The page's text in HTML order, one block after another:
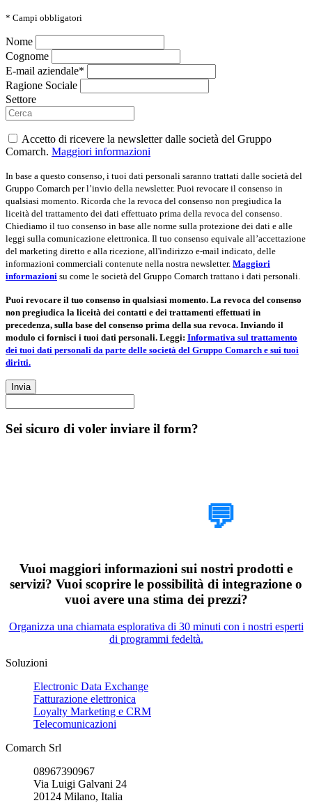
* Campi obbligatori
Nome
Cognome
E-mail aziendale*
Ragione Sociale
Settore
Accetto di ricevere la newsletter dalle società del Gruppo
Comarch. Maggiori informazioni
In base a questo consenso, i tuoi dati personali saranno trattati dalle società del
Gruppo Comarch per l’invio della newsletter. Puoi revocare il consenso in
qualsiasi momento. Ricorda che la revoca del consenso non pregiudica la
liceità del trattamento dei dati effettuato prima della revoca del consenso.
Chiediamo il tuo consenso in base alle norme sulla protezione dei dati e alle
leggi sulla comunicazione elettronica. Il tuo consenso equivale all’accettazione
del marketing diretto e alla ricezione, all'indirizzo e-mail indicato, delle
informazioni commerciali contenute nella nostra newsletter. Maggiori
informazioni su come le società del Gruppo Comarch trattano i dati personali.
Puoi revocare il tuo consenso in qualsiasi momento. La revoca del consenso
non pregiudica la liceità dei contatti e dei trattamenti effettuati in
precedenza, sulla base del consenso prima della sua revoca. Inviando il
modulo ci fornisci i tuoi dati personali. Leggi: Informativa sul trattamento
dei tuoi dati personali da parte delle società del Gruppo Comarch e sui tuoi
diritti.
Invia
Sei sicuro di voler inviare il form?
💬
Vuoi maggiori informazioni sui nostri prodotti e
servizi? Vuoi scoprire le possibilità di integrazione o
vuoi avere una stima dei prezzi?
Organizza una chiamata esplorativa di 30 minuti con i nostri esperti
di programmi fedeltà.
Soluzioni
Electronic Data Exchange
Fatturazione elettronica
Loyalty Marketing e CRM
Telecomunicazioni
Comarch Srl
08967390967
Via Luigi Galvani 24
20124 Milano, Italia